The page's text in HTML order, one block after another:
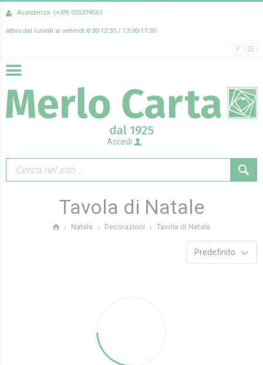
Assistenza: (+39) 055374561
attivo dal lunedì al venerdì 8:30-12:30 / 13:30-17:30
Accedi
Tavola di Natale
Natale Decorazioni Tavola di Natale
Predefinito